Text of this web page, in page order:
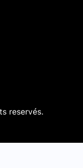
reservés.